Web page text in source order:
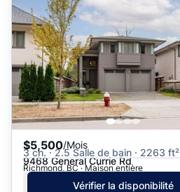
$5,500/Mois
3 ch. · 2.5 Salle de bain · 2263 ft²
9468 General Currie Rd
Richmond, BC · Maison entière
Vérifier la disponibilité